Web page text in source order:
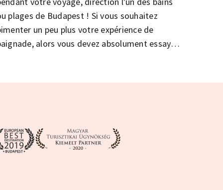
plages de Budapest ! Si vous souhaitez
un peu plus votre expérience de
alors vous devez absolument essayer